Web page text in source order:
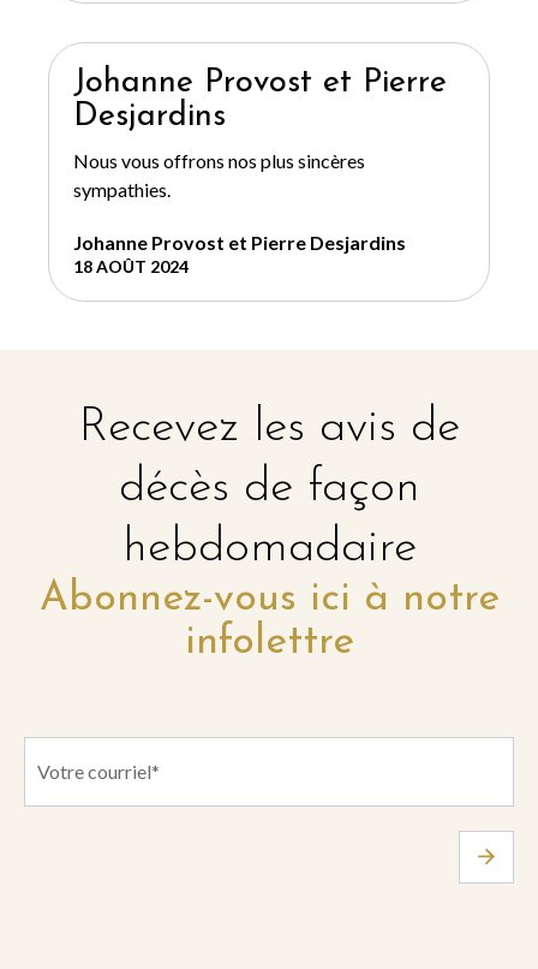
Johanne Provost et Pierre
Desjardins
Nous vous offrons nos plus sincères
sympathies.
Johanne Provost et Pierre Desjardins
18 AOÛT 2024
Recevez les avis de
décès de façon
hebdomadaire
Abonnez-vous ici à notre
infolettre